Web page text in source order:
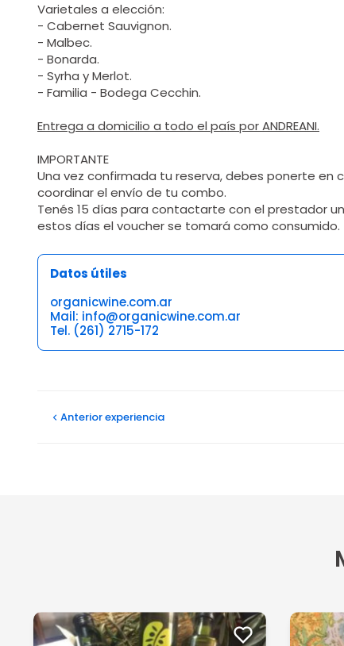
Varietales a elección:
- Cabernet Sauvignon.
- Malbec.
- Bonarda.
- Syrha y Merlot.
- Familia - Bodega Cecchin.
Entrega a domicilio a todo el país por ANDREANI.
IMPORTANTE
Una vez confirmada tu reserva, debes ponerte en
coordinar el envío de tu combo.
Tenés 15 días para contactarte con el prestador
estos días el voucher se tomará como consumido.
Datos útiles
organicwine.com.ar
Mail: info@organicwine.com.ar
Tel. (261) 2715-172
Anteriorexperiencia